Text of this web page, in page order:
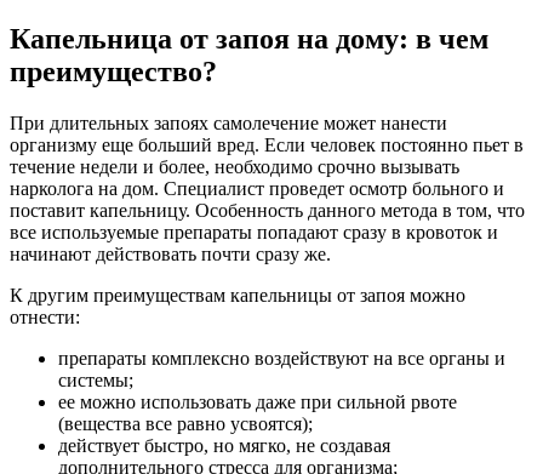
Капельница от запоя на дому: в чем
преимущество?
При длительных запоях самолечение может нанести
организму еще больший вред. Если человек постоянно пьет в
течение недели и более, необходимо срочно вызывать
нарколога на дом. Специалист проведет осмотр больного и
поставит капельницу. Особенность данного метода в том, что
все используемые препараты попадают сразу в кровоток и
начинают действовать почти сразу же.
К другим преимуществам капельницы от запоя можно
отнести:
препараты комплексно воздействуют на все органы и
системы;
ее можно использовать даже при сильной рвоте
(вещества все равно усвоятся);
действует быстро, но мягко, не создавая
дополнительного стресса для организма;